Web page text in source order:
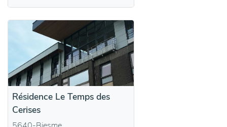
Résidence Le Temps des
Cerises